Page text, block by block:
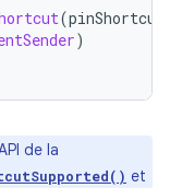
(
)
de la
et